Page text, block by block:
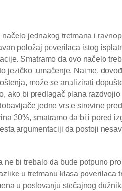
jednakog tretmana i
položaj poverilaca istog
Smatramo da ovo načelo
jezičko tumačenje. Naime,
može se analizirati
ako bi predlagač plana razdvojio
jedne vrste sirovine
30%, smatramo da bi i pored
argumentaciji da postoji
ne bi trebalo da bude potpuno
u tretmanu klasa poverilaca
u poslovanju stečajnog